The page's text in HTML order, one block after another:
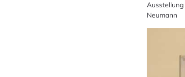
Ausstellung
Neumann